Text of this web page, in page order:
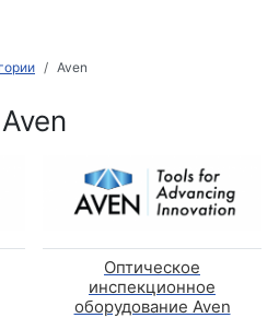
Aven
Aven
Оптическое
инспекционное
оборудование Aven